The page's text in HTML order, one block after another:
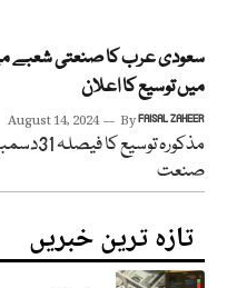
سعودی عرب کا صنعتی شعبے
میں توسیع کا اعلان
August 14, 2024 ByFAISAL ZAHEER
صنعت
تازہ ترین خبریں